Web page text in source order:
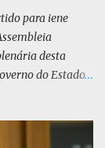
para iene
desta
do Estado
De acordo